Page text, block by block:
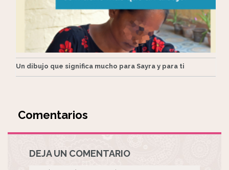
Un dibujo que significa mucho para Sayra y para ti
Comentarios
DEJA UN COMENTARIO